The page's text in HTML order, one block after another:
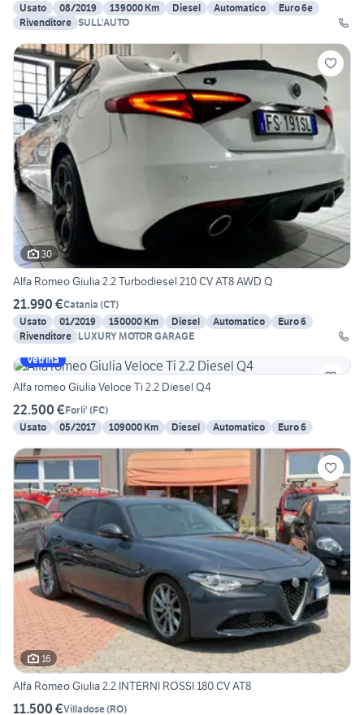
Usato
08/2019 139000 Km Diesel Automatico
Euro 6e
Rivenditore SULL'AUTO
30
Alfa Romeo Giulia 2.2 Turbodiesel 210 CV AT8 AWD Q
21.990 €Catania (CT)
Usato
01/2019 150000 Km Diesel Automatico
Euro 6
Rivenditore LUXURY MOTOR GARAGE
Vetrina
Alfa romeo Giulia Veloce Ti 2.2 Diesel Q4
22.500 €Forli' (FC)
Usato
05/2017 109000 Km Diesel Automatico Euro 6
16
Alfa Romeo Giulia 2.2 INTERNI ROSSI 180 CV AT8
11.500 €Villadose(RO)